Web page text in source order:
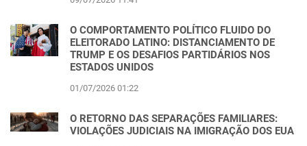
O COMPORTAMENTO POLÍTICO FLUIDO DO
ELEITORADO LATINO: DISTANCIAMENTO DE
TRUMP E OS DESAFIOS PARTIDÁRIOS NOS
ESTADOS UNIDOS
01/07/2026 01:22
O RETORNO DAS SEPARAÇÕES FAMILIARES:
VIOLAÇÕES JUDICIAIS NA IMIGRAÇÃO DOS EUA